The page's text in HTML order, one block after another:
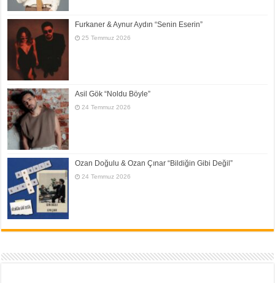
Furkaner & Aynur Aydın “Senin Eserin”
25 Temmuz 2026
Asil Gök “Noldu Böyle”
24 Temmuz 2026
Ozan Doğulu & Ozan Çınar “Bildiğin Gibi Değil”
24 Temmuz 2026